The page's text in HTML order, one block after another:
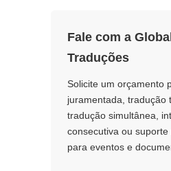
k
n
Fale com a
Traduções
Solicite um orçamento
juramentada, tradução
tradução simultânea,
consecutiva ou
para eventos e